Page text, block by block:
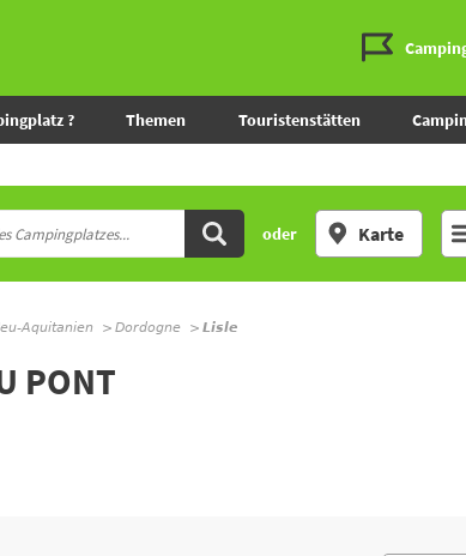
? Themen Touristenstätten
oder Karte
Aquitanien Dordogne Lisle
PONT